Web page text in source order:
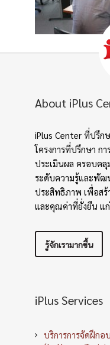
About iPlus
iPlus Center ที่ปรึก
โครงการที่ปรึกษา ก
ประเมินผล ครอบคลุ
ระดับความรู้และพัฒ
ประสิทธิภาพ เพื่อสร้
และคุณค่าที่ยั่งยืน แ
รู้จักเรามากขึ้น
iPlus Services
บริการการจัดฝึกอ